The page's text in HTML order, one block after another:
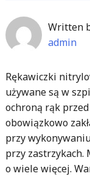
Written
admin
Rękawiczki
używane są w
ochroną rąk
obowiązkowo
przy
przy zastrzykach.
o wiele więcej.